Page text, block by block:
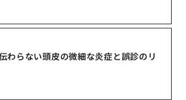
わらない頭皮の微細な炎症と誤診のリ